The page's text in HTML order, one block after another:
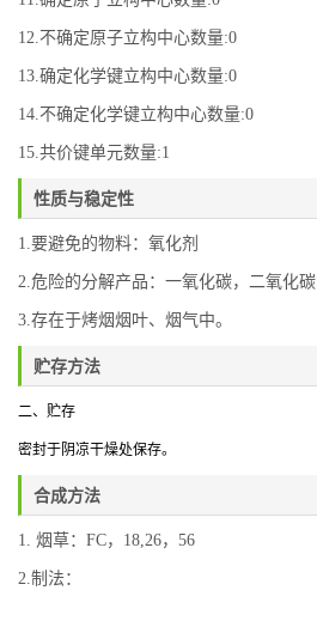
12.不确定原子立构中心数量:0
13.确定化学键立构中心数量:0
14.不确定化学键立构中心数量:0
15.共价键单元数量:1
性质与稳定性
1.要避免的物料：氧化剂
2.危险的分解产品：一氧化碳，二氧化碳
3.存在于烤烟烟叶、烟气中。
贮存方法
二、贮存
密封于阴凉干燥处保存。
合成方法
1. 烟草：FC，18,26，56
2.制法：